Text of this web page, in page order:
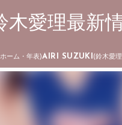
木愛理最新
ーム・年表)AIRI SUZUKI (鈴木愛